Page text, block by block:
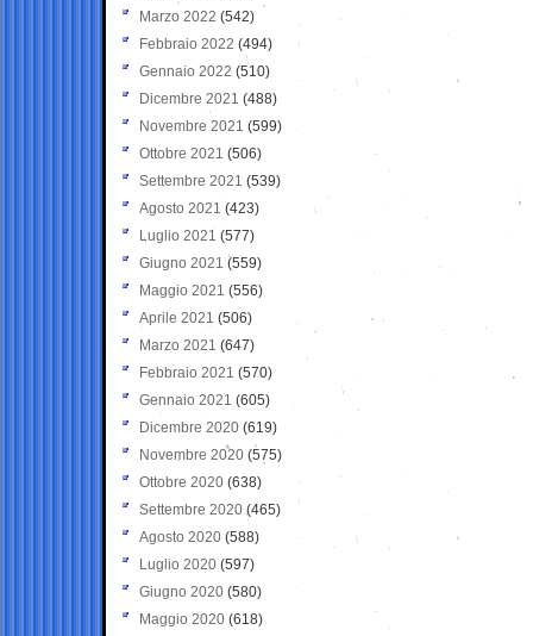
Marzo 2022 (542)
Febbraio 2022 (494)
Gennaio 2022 (510)
Dicembre 2021 (488)
Novembre 2021 (599)
Ottobre 2021 (506)
Settembre 2021 (539)
Agosto 2021 (423)
Luglio 2021 (577)
Giugno 2021(559)
Maggio 2021 (556)
Aprile 2021 (506)
Marzo 2021 (647)
Febbraio 2021 (570)
Gennaio 2021 (605)
Dicembre 2020 (619)
Novembre 2020 (575)
Ottobre 2020 (638)
Settembre 2020(465)
Agosto 2020 (588)
Luglio 2020 (597)
Giugno 2020 (580)
Maggio 2020 (618)